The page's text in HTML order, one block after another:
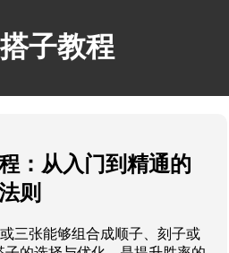
子教程
：从入门到精通的
则
三张能够组合成顺子、刻子或